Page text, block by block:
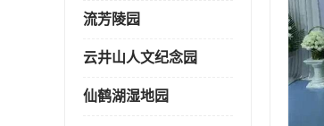
流芳陵园
云井山人文纪念园
仙鹤湖湿地园